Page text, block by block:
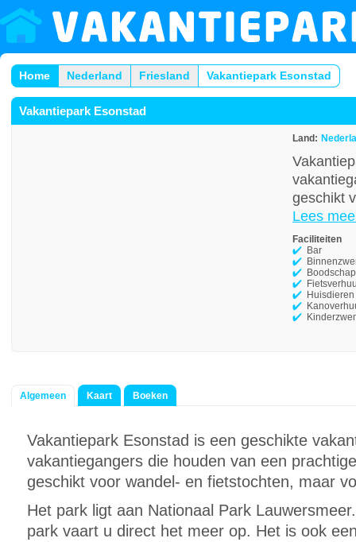
Home Nederland Friesland Vakantiepark Esonstad
Vakantiepark Esonstad
Land:
geschikt
Lees
Faciliteiten
Bar
Algemeen Kaart Boeken
Vakantiepark Esonstad is een geschikte
vakantiegangers die houden van een
geschikt voor wandel- en fietstochten, maar
Het park ligt aan Nationaal Park
park vaart u direct het meer op. Het is ook